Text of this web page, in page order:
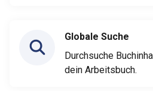
Globale Suche
Durchsuche
dein Arbeitsbuch.